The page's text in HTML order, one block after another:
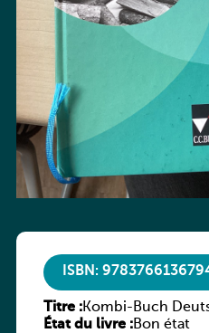
ISBN:
Titre :Kombi-Buch
État du livre :Bon état